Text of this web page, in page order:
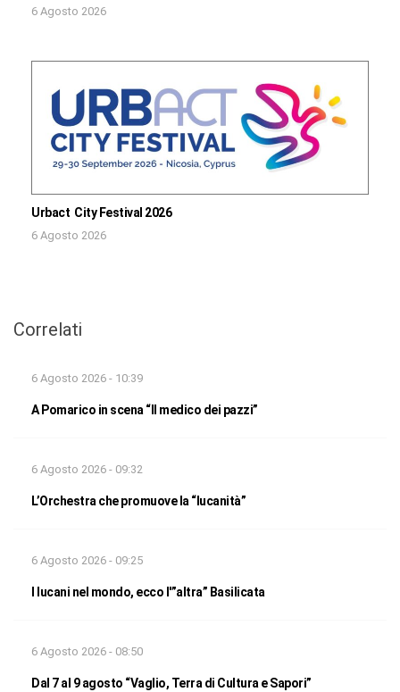
6 Agosto 2026
Urbact City Festival 2026
6 Agosto 2026
Correlati
6 Agosto 2026 - 10:39
A Pomarico in scena “Il medico dei pazzi”
6 Agosto 2026 - 09:32
L’Orchestra che promuove la “lucanità”
6 Agosto 2026 - 09:25
I lucani nel mondo, ecco l'”altra” Basilicata
6 Agosto 2026 - 08:50
Dal 7 al 9 agosto “Vaglio, Terra di Cultura e Sapori”